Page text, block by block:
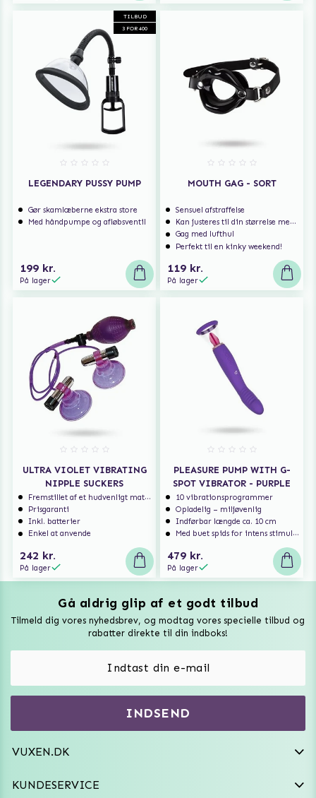
TILBUD
3 FOR 400
LEGENDARY PUSSY PUMP
Gør skamlæberne ekstra store
Med håndpumpe og afløbsventil
199 kr.
På lager
MOUTH GAG - SORT
Sensuel afstraffelse
Kan justeres til din størrelse med spænderne
Gag med lufthul
Perfekt til en kinky weekend!
119 kr.
På lager
ULTRA VIOLET VIBRATING
NIPPLE SUCKERS
Fremstillet af et hudvenligt materiale
Prisgaranti
Inkl. batterier
Enkel at anvende
242 kr.
På lager
PLEASURE PUMP WITH G-
SPOT VIBRATOR - PURPLE
10 vibrationsprogrammer
Opladelig – miljøvenlig
Indførbar længde ca. 10 cm
Med buet spids for intens stimulation af G-punkt og prostata
479 kr.
På lager
Gå aldrig glip af et godt tilbud
Tilmeld dig vores nyhedsbrev, og modtag vores specielle tilbud og
rabatter direkte til din indboks!
INDSEND
VUXEN.DK
VAT: SE556744520901
kundeservice@vuxen.dk
KUNDESERVICE
Fortryd aftale
Vuxen Magazine
Vibratorer